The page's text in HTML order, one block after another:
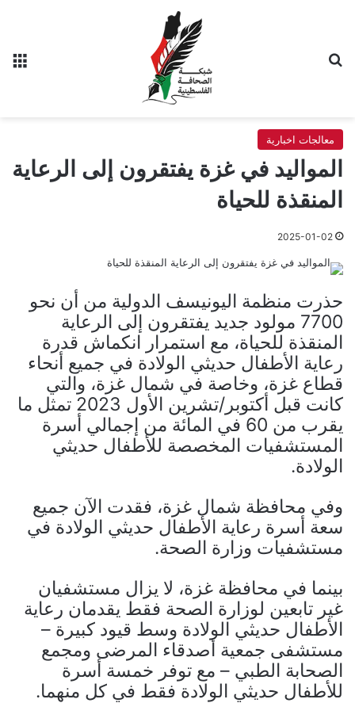
معالجات اخبارية
المواليد في غزة يفتقرون إلى الرعاية
المنقذة للحياة
2025-01-02
حذرت منظمة اليونيسف الدولية من أن نحو
7700 مولود جديد يفتقرون إلى الرعاية
المنقذة للحياة، مع استمرار انكماش قدرة
رعاية الأطفال حديثي الولادة في جميع أنحاء
قطاع غزة، وخاصة في شمال غزة، والتي
كانت قبل أكتوبر/تشرين الأول 2023 تمثل ما
يقرب من 60 في المائة من إجمالي أسرة
المستشفيات المخصصة للأطفال حديثي
الولادة.
وفي محافظة شمال غزة، فقدت الآن جميع
سعة أسرة رعاية الأطفال حديثي الولادة في
مستشفيات وزارة الصحة.
بينما في محافظة غزة، لا يزال مستشفيان
غير تابعين لوزارة الصحة فقط يقدمان رعاية
الأطفال حديثي الولادة وسط قيود كبيرة –
مستشفى جمعية أصدقاء المرضى ومجمع
الصحابة الطبي – مع توفر خمسة أسرة
للأطفال حديثي الولادة فقط في كل منهما.